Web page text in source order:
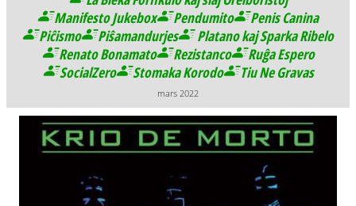
Manifesto Jukebox
Pendumito
Penis Canina
Piĉismo
Piŝamandurjes
Platano kaj Sparka Ribelo
Renato Bonamato
Rezistanco
Ruĝa Espero
SocialZero
Stomaka Korodo Tiu Ne Gravas
mars 2022